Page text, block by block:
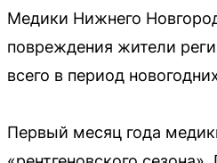
Медики Нижнего
повреждения жители
всего в период
Первый месяц года